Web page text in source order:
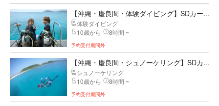
【沖縄・慶良間・体験ダイビング】SDカー...
体験ダイビング
10歳から
8時間 ~
予約受付期間外
【沖縄・慶良間・シュノーケリング】SDカ...
シュノーケリング
10歳から
8時間 ~
予約受付期間外